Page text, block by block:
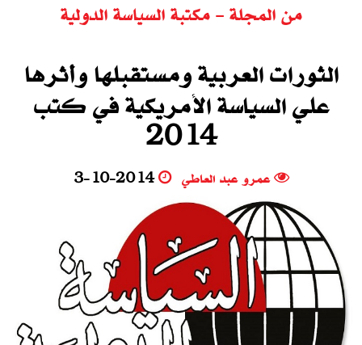
من المجلة - مكتبة السياسة الدولية
الثورات العربية ومستقبلها وأثرها
‬2014
عمرو عبد العاطي 3-10-2014